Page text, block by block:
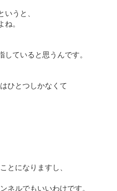
いうと、
ね。
していると思うんです。
ひとつしかなくて
とになりますし、
ネルでもいいわけです。